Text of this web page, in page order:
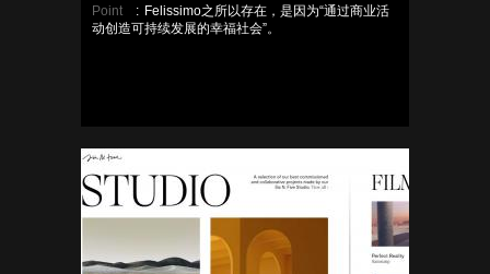
Point
: Felissimo之所以存在，是因为“通过商业活
动创造可持续发展的幸福社会”。